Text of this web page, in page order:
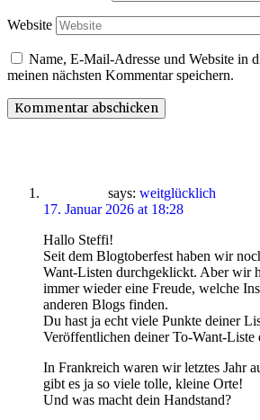
Website
Name, E-Mail-Adresse und Website in
meinen nächsten Kommentar speichern.
says: weitglücklich
17. Januar 2026 at 18:28
Hallo Steffi!
Seit dem Blogtoberfest haben wir
Want-Listen durchgeklickt. Aber wir
immer wieder eine Freude, welche
anderen Blogs finden.
Du hast ja echt viele Punkte deiner
Veröffentlichen deiner To-Want-Liste
In Frankreich waren wir letztes Jahr
gibt es ja so viele tolle, kleine Orte!
Und was macht dein Handstand?